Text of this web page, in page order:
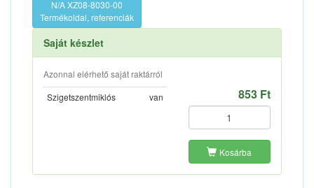
N/A XZ08-8030-00
Termékoldal, referenciák
Saját készlet
Azonnal elérhető saját raktárról
Szigetszentmiklós
van 853 Ft
Kosárba